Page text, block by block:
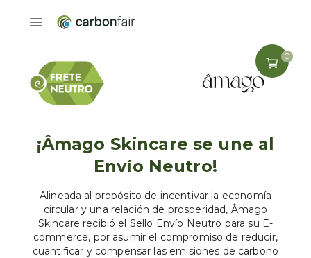
0
¡Âmago Skincare se une al
Envío Neutro!
Alineada al propósito de incentivar la economía
circular y una relación de prosperidad, Âmago
Skincare recibió el Sello Envío Neutro para su E-
commerce, por asumir el compromiso de reducir,
cuantificar y compensar las emisiones de carbono